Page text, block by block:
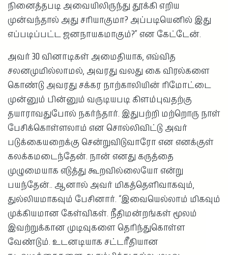
நினைத்தபடி அவையிலிருந்து தூக்கி எறிய
முன்வந்தால் அது சரியாகுமா? அப்படியெனில் இது
எப்படிப்பட்ட ஜனநாயகமாகும்?” என கேட்டேன்.
அவர் 30 வினாடிகள் அமைதியாக, எவ்வித
சலனமுமில்லாமல், அவரது வலது கை விரல்களை
கொண்டு அவரது சக்கர நாற்காலியின் ரிமோட்டை
முன்னும் பின்னும் வருடியபடி கிளம்புவதற்கு
தயாராவதுபோல் நகர்ந்தார். இதுபற்றி மற்றொரு நாள்
பேசிக்கொள்ளலாம் என சொல்லிவிட்டு அவர்
படுக்கையறைக்கு சென்றுவிடுவாரோ என எனக்குள்
கலக்கமடைந்தேன். நான் எனது கருத்தை
முழுமையாக எடுத்து கூறவில்லையோ என்று
பயந்தேன்.. ஆனால் அவர் மிகத்தெளிவாகவும்,
துல்லியமாகவும் பேசினார். “இவையெல்லாம் மிகவும்
முக்கியமான கேள்விகள். நீதிமன்றங்கள் மூலம்
இவற்றுக்கான முடிவுகளை தெரிந்துகொள்ள
வேண்டும். உடனடியாக சட்டரீதியான